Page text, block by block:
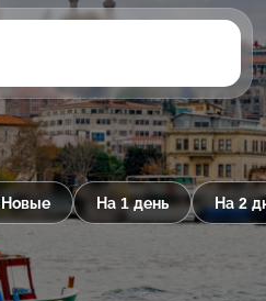
Новые На 1 день На 2